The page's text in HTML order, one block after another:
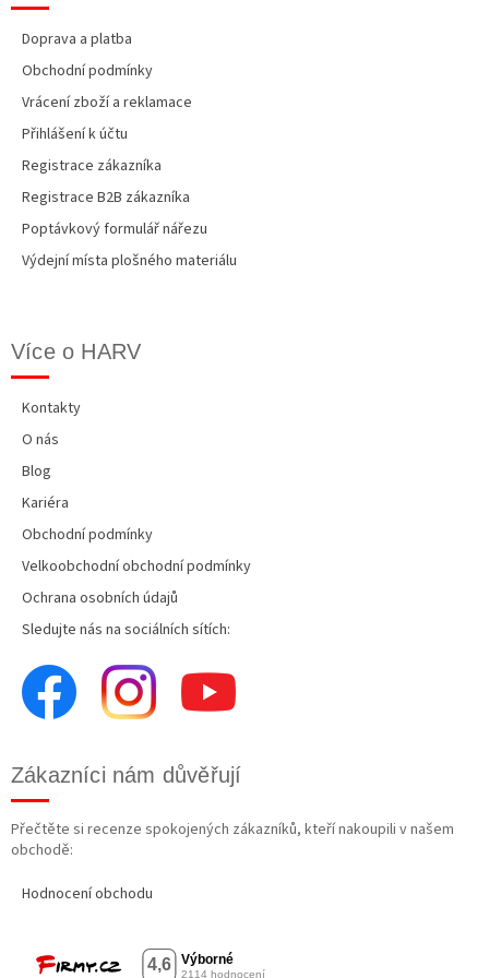
Doprava a platba
Obchodní podmínky
Vrácení zboží a reklamace
Přihlášení k účtu
Registrace zákazníka
Registrace B2B zákazníka
Poptávkový formulář nářezu
Výdejní místa plošného materiálu
Více o HARV
Kontakty
O nás
Blog
Kariéra
Obchodní podmínky
Velkoobchodní obchodní podmínky
Ochrana osobních údajů
Sledujte nás na sociálních sítích:
Zákazníci nám důvěřují
Přečtěte si recenze spokojených zákazníků, kteří nakoupili v našem
obchodě:
Hodnocení obchodu